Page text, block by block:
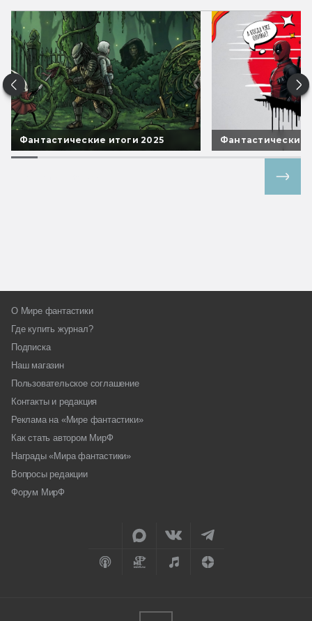
Фантастические итоги 2025 Фантастические
О Мире фантастики
Где купить журнал?
Подписка
Наш магазин
Пользовательское соглашение
Контакты и редакция
Реклама на «Мире фантастики»
Как стать автором МирФ
Награды «Мира фантастики»
Вопросы редакции
Форум МирФ